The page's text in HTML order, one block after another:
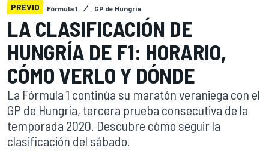
PREVIO Fórmula 1 GP de Hungría
LA CLASIFICACIÓN DE
HUNGRÍA DE F1: HORARIO,
CÓMO VERLO Y DÓNDE
La Fórmula 1 continúa su maratón veraniega con el
GP de Hungría, tercera prueba consecutiva de la
temporada 2020. Descubre cómo seguir la
clasificación del sábado.